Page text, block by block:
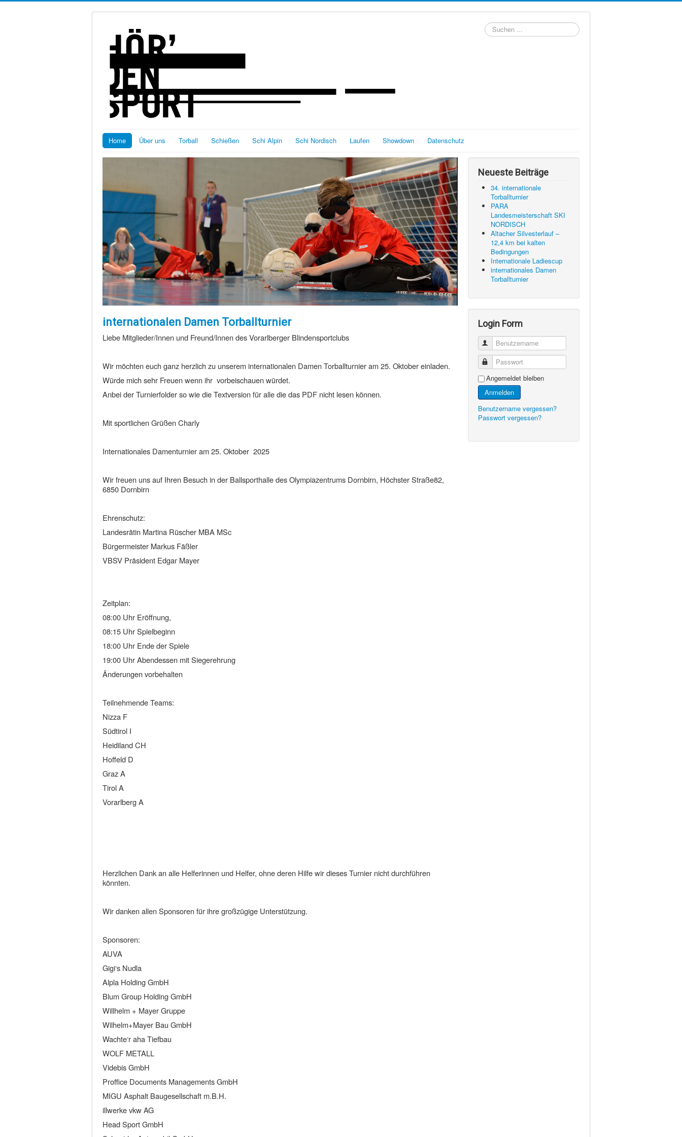
Suchen
...
Home Über uns Torball Schießen Schi Alpin Schi Nordisch Laufen Showdown Datenschutz
internationalen Damen Torballturnier
Liebe Mitglieder/Innen und Freund/Innen des Vorarlberger Blindensportclubs
Wir möchten euch ganz herzlich zu unserem internationalen Damen Torballturnier am 25. Oktober einladen.
Würde mich sehr Freuen wenn ihr vorbeischauen würdet.
Anbei der Turnierfolder so wie die Textversion für alle die das PDF nicht lesen können.
Mit sportlichen Grüßen Charly
Internationales Damenturnier am 25. Oktober 2025
Wir freuen uns auf Ihren Besuch in der Ballsporthalle des Olympiazentrums Dornbirn, Höchster Straße82,
6850 Dornbirn
Ehrenschutz:
Landesrätin Martina Rüscher MBA MSc
Bürgermeister Markus Fäßler
VBSV Präsident Edgar Mayer
Zeitplan:
08:00 Uhr Eröffnung,
08:15 Uhr Spielbeginn
18:00 Uhr Ende der Spiele
19:00 Uhr Abendessen mit Siegerehrung
Änderungen vorbehalten
Teilnehmende Teams:
Nizza F
Südtirol I
Heidiland CH
Hoffeld D
Graz A
Tirol A
Vorarlberg A
Herzlichen Dank an alle Helferinnen und Helfer, ohne deren Hilfe wir dieses Turnier nicht durchführen
könnten.
Wir danken allen Sponsoren für ihre großzügige Unterstützung.
Sponsoren:
AUVA
Gigi‘s Nudla
Alpla Holding GmbH
Blum Group Holding GmbH
Willhelm + Mayer Gruppe
Wilhelm+Mayer Bau GmbH
Wachte‘r aha Tiefbau
WOLF METALL
Videbis GmbH
Proffice Documents Managements GmbH
MIGU Asphalt Baugesellschaft m.B.H.
illwerke vkw AG
Head Sport GmbH
Neueste Beiträge
34. internationale
Torballturnier
PARA
Landesmeisterschaft SKI
NORDISCH
Altacher Silvesterlauf –
12,4 km bei kalten
Bedingungen
Internationale Ladiescup
internationales Damen
Torballturnier
Login Form
Benutzername
Passwort
Angemeldet bleiben
Anmelden
Benutzername vergessen?
Passwort vergessen?